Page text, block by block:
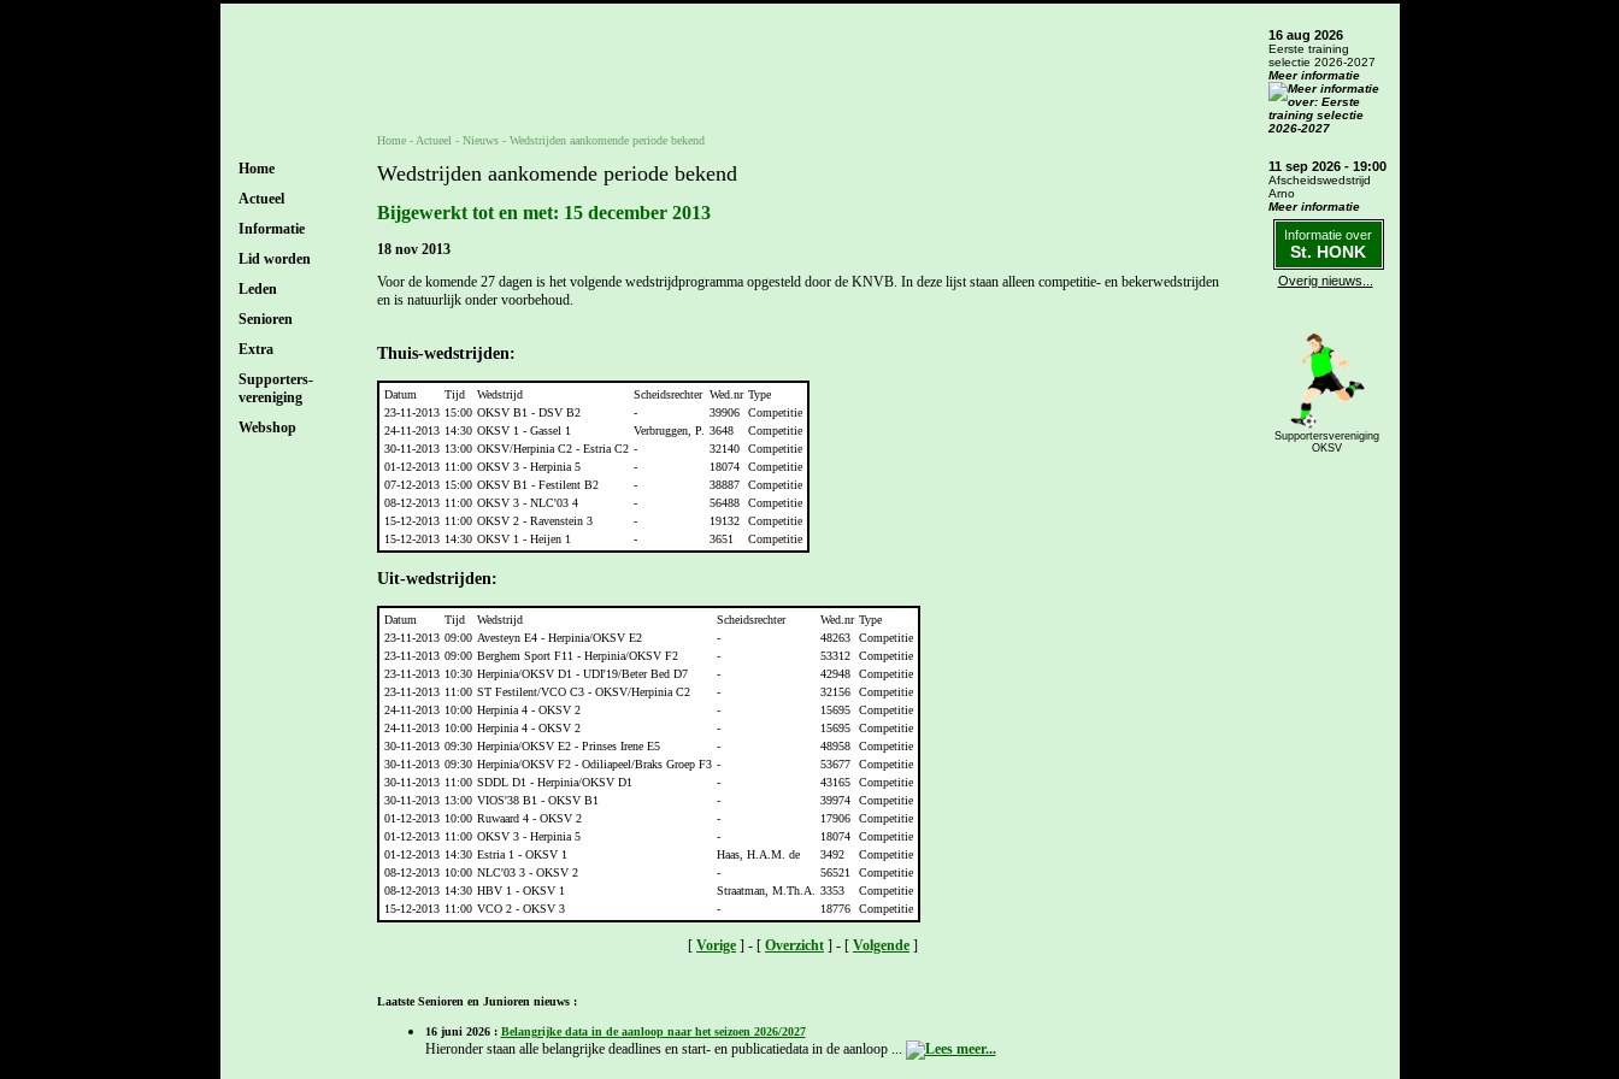
Home
Actueel
Informatie
Lid worden
Leden
Senioren
Extra
Supporters-
vereniging
Webshop
Home- Actueel - Nieuws- Wedstrijden aankomende periode bekend
Wedstrijden aankomende periode bekend
Bijgewerkt tot en met: 15 december 2013
18 nov 2013
Voor de komende 27 dagen is het volgende wedstrijdprogramma opgesteld door de KNVB. In deze lijst staan alleen competitie- en bekerwedstrijden
en is natuurlijk onder voorbehoud.
Thuis-wedstrijden:
Datum Tijd Wedstrijd Scheidsrechter Wed.nr Type
23-11-2013 15:00 OKSV B1 - DSV B2 - 39906
Competitie
24-11-2013 14:30 OKSV 1 - Gassel 1 Verbruggen, P. 3648
Competitie
30-11-2013 13:00 OKSV/Herpinia C2 - Estria C2 - 32140
Competitie
01-12-2013 11:00 OKSV 3 - Herpinia 5 - 18074
Competitie
07-12-2013 15:00 OKSV B1 - Festilent B2 - 38887
Competitie
08-12-2013 11:00 OKSV 3 - NLC'03 4 - 56488
Competitie
15-12-2013 11:00 OKSV 2 - Ravenstein 3 - 19132
Competitie
15-12-2013 14:30 OKSV 1 - Heijen 1 - 3651 Competitie
Uit-wedstrijden:
Datum Tijd Wedstrijd Scheidsrechter Wed.nr Type
23-11-2013 09:00 Avesteyn E4 - Herpinia/OKSV E2 - 48263
Competitie
23-11-2013 09:00 Berghem Sport F11 - Herpinia/OKSV F2 - 53312
Competitie
23-11-2013 10:30 Herpinia/OKSV D1 - UDI'19/Beter Bed D7 - 42948
Competitie
23-11-2013 11:00 ST Festilent/VCO C3 - OKSV/Herpinia C2 - 32156
Competitie
24-11-2013 10:00 Herpinia 4 - OKSV 2 - 15695
Competitie
24-11-2013 10:00 Herpinia 4 - OKSV 2 - 15695
Competitie
30-11-2013 09:30 Herpinia/OKSV E2 - Prinses Irene E5 - 48958
Competitie
30-11-2013 09:30 Herpinia/OKSV F2 - Odiliapeel/Braks Groep F3 - 53677
Competitie
30-11-2013 11:00 SDDL D1 - Herpinia/OKSV D1 - 43165
Competitie
30-11-2013 13:00 VIOS'38 B1 - OKSV B1 - 39974
Competitie
01-12-2013 10:00 Ruwaard 4 - OKSV 2 - 17906
Competitie
01-12-2013 11:00 OKSV 3 - Herpinia 5 - 18074
Competitie
01-12-2013 14:30 Estria 1 - OKSV 1 Haas, H.A.M. de 3492
Competitie
08-12-2013 10:00 NLC'03 3 - OKSV 2 - 56521
Competitie
08-12-2013 14:30 HBV 1 - OKSV 1 Straatman, M.Th.A. 3353
Competitie
15-12-2013 11:00 VCO 2 - OKSV 3 - 18776 Competitie
[ Vorige ] - [ Overzicht ] - [ Volgende ]
Laatste Senioren en Junioren nieuws :
16 juni 2026 : Belangrijke data in de aanloop naar het seizoen 2026/2027
Hieronder staan alle belangrijke deadlines en start- en publicatiedata in de aanloop ...
16 aug 2026
Eerste training
selectie 2026-2027
Meer informatie
11 sep 2026 - 19:00
Afscheidswedstrijd
Arno
Meer informatie
Informatie over
St. HONK
Overig nieuws...
Supportersvereniging
OKSV